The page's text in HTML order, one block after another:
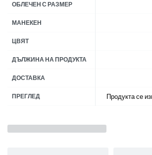
ОБЛЕЧЕН С РАЗМЕР
МАНЕКЕН
ЦВЯТ
ДЪЛЖИНА НА ПРОДУКТА
ДОСТАВКА
ПРЕГЛЕД Продукта се